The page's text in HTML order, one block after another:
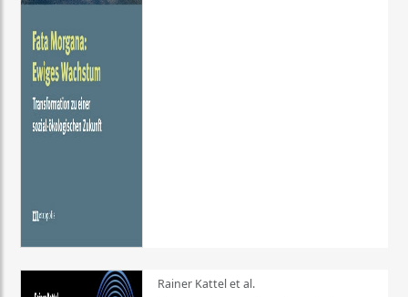
Rainer Kattel et al.